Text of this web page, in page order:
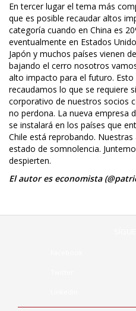
En tercer lugar el tema más
que es posible recaudar altos
categoría cuando en China es
eventualmente en Estados
Japón y muchos países vienen
bajando el cerro nosotros
alto impacto para el futuro.
recaudamos lo que se requiere
corporativo de nuestros socios
no perdona. La nueva empresa
se instalará en los países que
Chile está reprobando.
estado de somnolencia.
despierten.
El autor es economista